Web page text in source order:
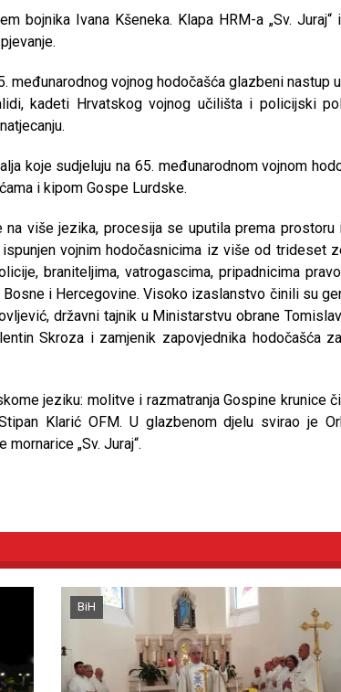
bojnika Ivana Kšeneka. Klapa HRM-a „Sv. Juraj“
međunarodnog vojnog hodočašća glazbeni nastup
kadeti Hrvatskog vojnog učilišta i policijski
koje sudjeluju na 65. međunarodnom vojnom
i kipom Gospe Lurdske.
više jezika, procesija se uputila prema prostoru
vojnim hodočasnicima iz više od trideset
braniteljima, vatrogascima, pripadnicima
i Hercegovine. Visoko izaslanstvo činili su
državni tajnik u Ministarstvu obrane
Skroza i zamjenik zapovjednika hodočašća
jeziku: molitve i razmatranja Gospine krunice
Klarić OFM. U glazbenom djelu svirao je
„Sv. Juraj“.
BiH